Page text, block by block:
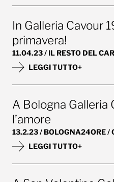
In Galleria Cavour
primavera!
11.04.23 / IL RESTO DEL
LEGGI TUTTO+
A Bologna Galleria
l’amore
13.2.23 / BOLOGNA24ORE /
LEGGI TUTTO+